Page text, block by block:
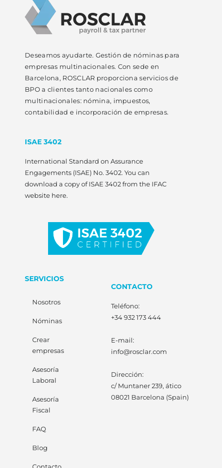
Deseamos ayudarte. Gestión de nóminas para
empresas multinacionales. Con sede en
Barcelona, ROSCLAR proporciona servicios de
BPO a clientes tanto nacionales como
multinacionales: nómina, impuestos,
contabilidad e incorporación de empresas.
ISAE 3402
International Standard on Assurance
Engagements (ISAE) No. 3402. You can
download a copy of ISAE 3402 from the IFAC
website here.
SERVICIOS
Nosotros
Nóminas
Crear
empresas
Asesoría
Laboral
Asesoría
Fiscal
FAQ
Blog
CONTACTO
Teléfono:
+34 932 173 444
E-mail:
info@rosclar.com
Dirección:
c/ Muntaner 239, ático
08021 Barcelona (Spain)